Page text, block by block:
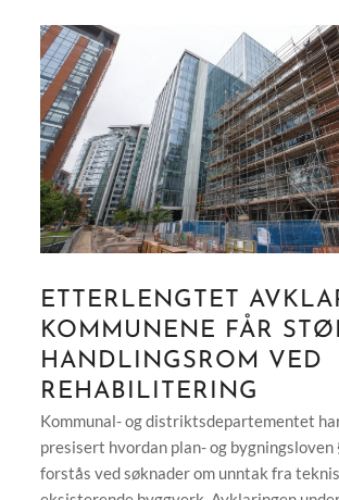
ETTERLENGTET
KOMMUNENE FÅR
HANDLINGSROM VED
REHABILITERING
Kommunal- og distriktsdepartementet
presisert hvordan plan- og bygningsloven
forstås ved søknader om unntak fra